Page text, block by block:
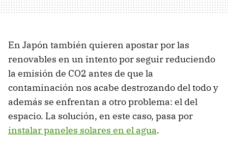
En Japón también quieren apostar por las
renovables en un intento por seguir reduciendo
la emisión de CO2 antes de que la
contaminación nos acabe destrozando del todo y
además se enfrentan a otro problema: el del
espacio. La solución, en este caso, pasa por
instalar paneles solares en el agua.